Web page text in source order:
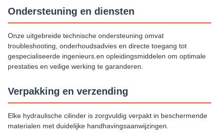
Ondersteuning en diensten
Onze uitgebreide technische ondersteuning omvat
troubleshooting, onderhoudsadvies en directe toegang tot
gespecialiseerde ingenieurs.en opleidingsmiddelen om optimale
prestaties en veilige werking te garanderen.
Verpakking en verzending
Elke hydraulische cilinder is zorgvuldig verpakt in beschermende
materialen met duidelijke handhavingsaanwijzingen.